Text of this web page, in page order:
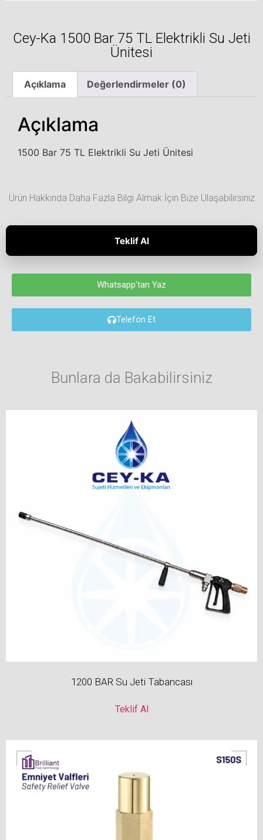
Cey-Ka 1500 Bar 75 TL Elektrikli Su Jeti
Ünitesi
Açıklama Değerlendirmeler (0)
Açıklama
1500 Bar 75 TL Elektrikli Su Jeti Ünitesi
Ürün Hakkında Daha Fazla Bilgi Almak İçin Bize Ulaşabilirsiniz
Teklif Al
Whatsapp'tan Yaz
Telefon Et
Bunlara da Bakabilirsiniz
1200 BAR Su Jeti Tabancası
Teklif Al